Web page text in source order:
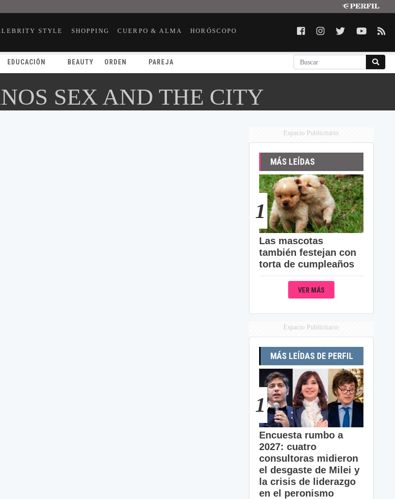
STYLE SHOPPING CUERPO & ALMA HORÓSCOPO
EDUCACIÓN BEAUTY ORDEN PAREJA
SEX AND THE CITY
Espacio Publicitario
MÁS LEÍDAS
1
Las mascotas
también festejan con
torta de cumpleaños
VER MÁS
Espacio Publicitario
MÁS LEÍDAS DE PERFIL
1
Encuesta rumbo a
2027: cuatro
consultoras midieron
el desgaste de Milei y
la crisis de liderazgo
en el peronismo